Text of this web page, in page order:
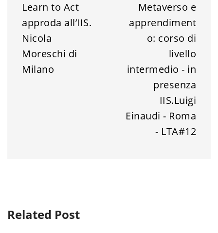
Learn to Act
approda all’IIS.
Nicola
Moreschi di
Milano
Metaverso e
apprendiment
o: corso di
livello
intermedio - in
presenza
IIS.Luigi
Einaudi - Roma
- LTA#12
Related Post